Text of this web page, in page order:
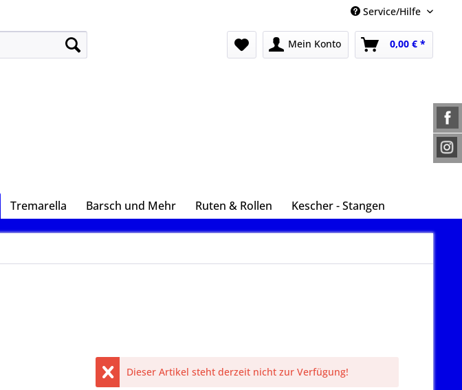
Service/Hilfe
Mein Konto 0,00 € *
Tremarella Barsch und Mehr Ruten & Rollen Kescher - Stangen
Dieser Artikel steht derzeit nicht zur Verfügung!